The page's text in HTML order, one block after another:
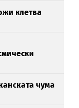
клетва
чума